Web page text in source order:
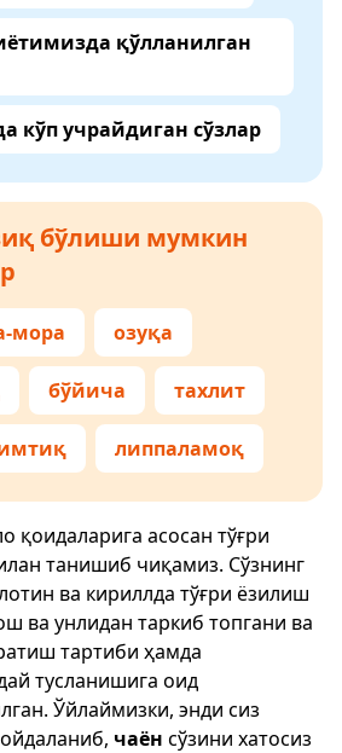
қўлланилган
кўп учрайдиган сўзлар
бўлиши мумкин
мора озуқа
бўйича тахлит
липпаламоқ
қоидаларига асосан тўғри
танишиб чиқамиз. Сўзнинг
ва кириллда тўғри ёзилиш
ва унлидан таркиб топгани ва
тартиби ҳамда
тусланишига оид
Ўйлаймизки, энди сиз
чаён сўзини хатосиз